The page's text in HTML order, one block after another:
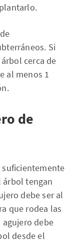
Si
cerca de
al menos 1
de
árbol tengan
debe ser al
que rodea las
debe
desde el